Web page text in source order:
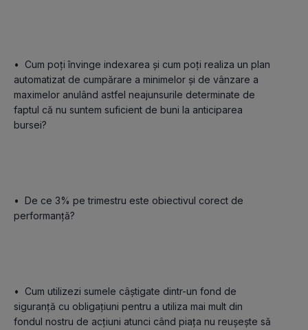
•	Cum poți învinge indexarea și cum poți realiza un plan
automatizat de cumpărare a minimelor și de vânzare a
maximelor anulând astfel neajunsurile determinate de
faptul că nu suntem suficient de buni la anticiparea
•	De ce 3% pe trimestru este obiectivul corect de
performanță?
•	Cum utilizezi sumele câștigate dintr-un fond de
siguranță cu obligațiuni pentru a utiliza mai mult din
fondul nostru de acțiuni atunci când piața nu reușește să